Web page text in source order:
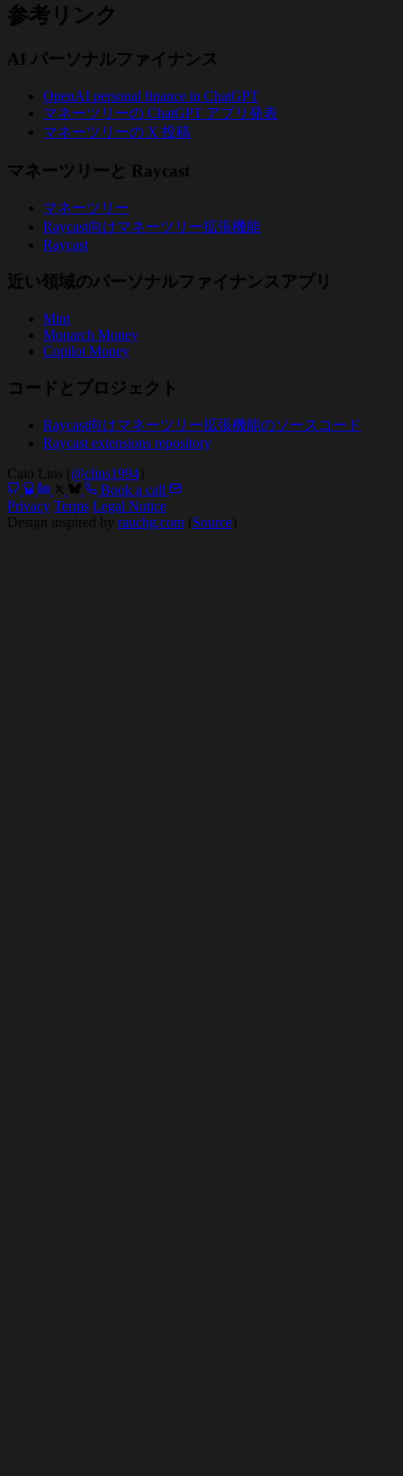
参考リンク
AI パーソナルファイナンス
OpenAI personal finance in ChatGPT
マネーツリーの ChatGPT アプリ発表
マネーツリーの X 投稿
マネーツリーと Raycast
マネーツリー
Raycast向けマネーツリー拡張機能
Raycast
近い領域のパーソナルファイナンスアプリ
Mint
Monarch Money
Copilot Money
コードとプロジェクト
Raycast向けマネーツリー拡張機能のソースコード
Raycast extensions repository
Caio Lins (@clins1994)
Book a call
Privacy Terms Legal Notice
Design inspired by rauchg.com (Source)